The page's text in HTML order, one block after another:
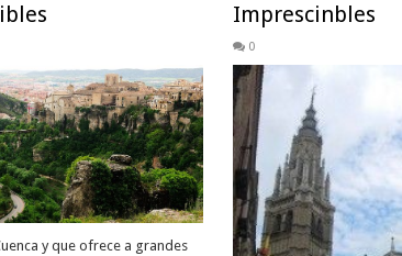
y que ofrece a grandes
Imprescinbles
0